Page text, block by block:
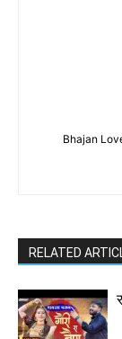
Bhajan
RELATED